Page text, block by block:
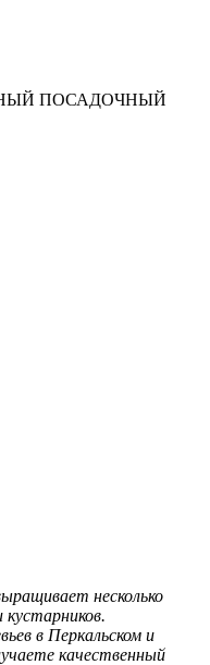
ПОСАДОЧНЫЙ
несколько
кустарников.
в Перкальском и
качественный